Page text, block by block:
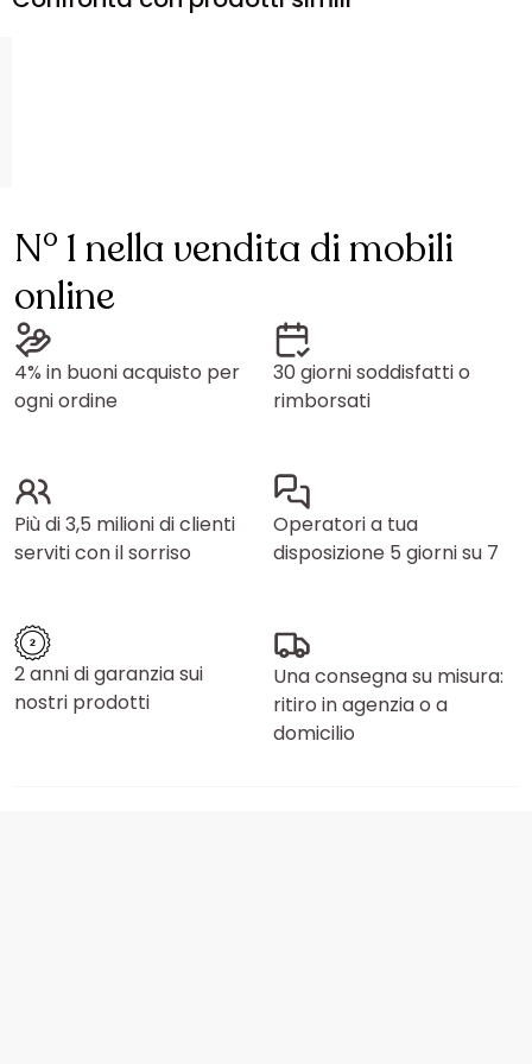
N° 1 nella vendita di mobili
online
4% in buoni acquisto per
ogni ordine
30 giorni soddisfatti o
rimborsati
Più di 3,5 milioni di clienti
serviti con il sorriso
Operatori a tua
disposizione 5 giorni su 7
2 anni di garanzia sui
nostri prodotti
Una consegna su misura:
ritiro in agenzia o a
domicilio